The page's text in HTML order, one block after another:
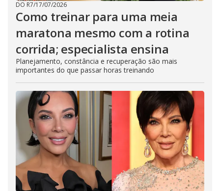
DO R7/17/07/2026
Como treinar para uma meia
maratona mesmo com a rotina
corrida; especialista ensina
Planejamento, constância e recuperação são mais
importantes do que passar horas treinando